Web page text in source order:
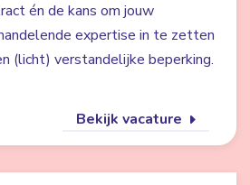
én de kans om jouw
expertise in te zetten
(licht) verstandelijke beperking.
Bekijk vacature